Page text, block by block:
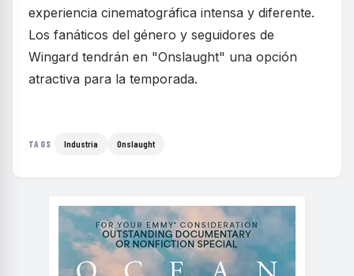
experiencia cinematográfica intensa y diferente.
Los fanáticos del género y seguidores de
Wingard tendrán en "Onslaught" una opción
atractiva para la temporada.
TAGS Industria Onslaught